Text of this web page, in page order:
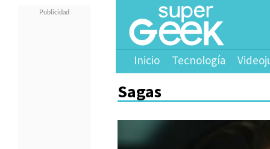
Inicio Tecnología
Sagas